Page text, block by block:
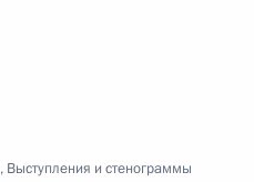
, Выступления и стенограммы